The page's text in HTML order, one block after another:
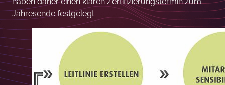
Jahresende festgelegt.